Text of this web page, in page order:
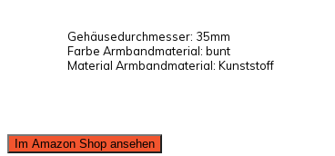
Gehäusedurchmesser: 35mm
Farbe Armbandmaterial: bunt
Material Armbandmaterial: Kunststoff
Im Amazon Shop ansehen